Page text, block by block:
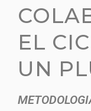
EL
UN